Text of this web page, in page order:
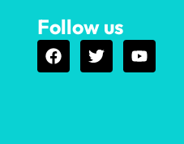
Follow us